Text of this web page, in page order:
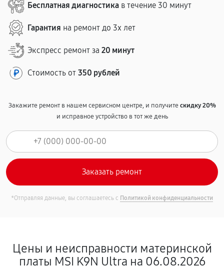
Бесплатная диагностика в течение 30 минут
Гарантия на ремонт до 3х лет
Экспресс ремонт за 20 минут
Стоимость от 350 рублей
Закажите ремонт в нашем сервисном центре, и получитескидку 20%
и исправное устройство в тот же день
*Отправляя данные, вы соглашаетесь с Политикой конфиденциальности
Цены и неисправности материнской
платы MSI K9N Ultra на 06.08.2026